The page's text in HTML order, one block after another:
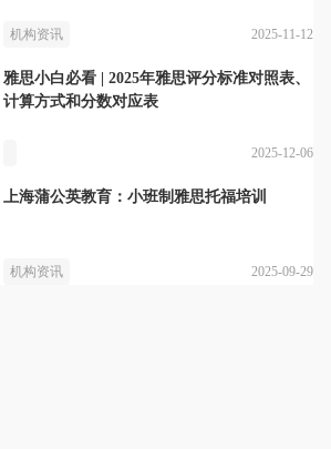
机构资讯 2025-11-12
雅思小白必看 | 2025年雅思评分标准对照表、
计算方式和分数对应表
2025-12-06
上海蒲公英教育：小班制雅思托福培训
机构资讯 2025-09-29